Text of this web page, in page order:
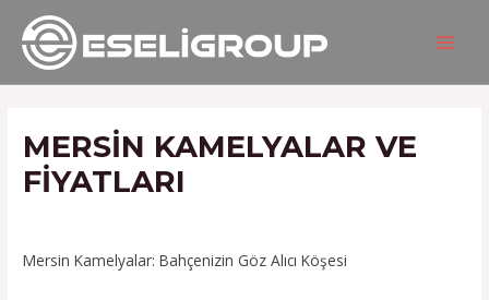
İçeriğe
atla
MERSIN KAMELYALAR VE
FIYATLARI
Mersin Kamelyalar: Bahçenizin Göz Alıcı Köşesi
Yazı
gezinmesi